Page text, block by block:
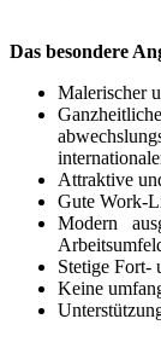
Das besondere
Malerischer
Attraktive
Gute Work-
Modern
Stetige Fort-
Keine